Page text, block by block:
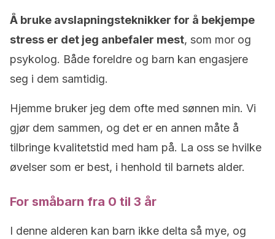
Å bruke avslapningsteknikker for å bekjempe
stress er det jeg anbefaler mest, som mor og
psykolog. Både foreldre og barn kan engasjere
seg i dem samtidig.
Hjemme bruker jeg dem ofte med sønnen min. Vi
gjør dem sammen, og det er en annen måte å
tilbringe kvalitetstid med ham på. La oss se hvilke
øvelser som er best, i henhold til barnets alder.
For småbarn fra 0 til 3 år
I denne alderen kan barn ikke delta så mye, og